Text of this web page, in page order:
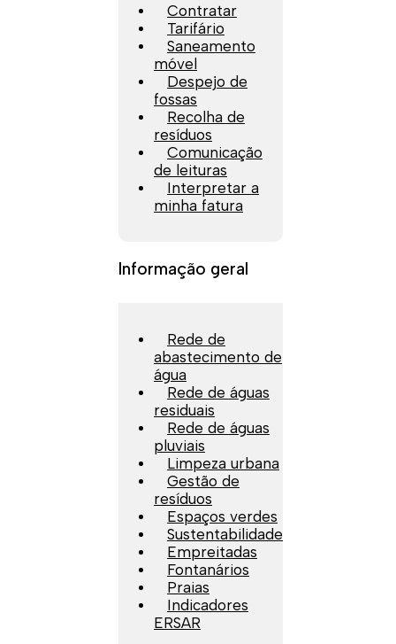
Contratar
Tarifário
Saneamento
móvel
Despejo de
fossas
Recolha de
resíduos
Comunicação
de leituras
Interpretar a
minha fatura
Informação geral
Rede de
abastecimento de
água
Rede de águas
residuais
Rede de águas
pluviais
Limpeza urbana
Gestão de
resíduos
Espaços verdes
Sustentabilidade
Empreitadas
Fontanários
Praias
Indicadores
ERSAR